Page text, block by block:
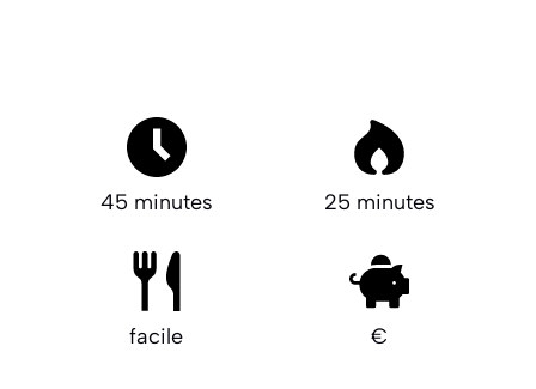
45 minutes 25 minutes
facile €